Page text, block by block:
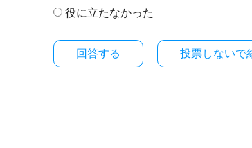
役に立たなかった
投票しないで